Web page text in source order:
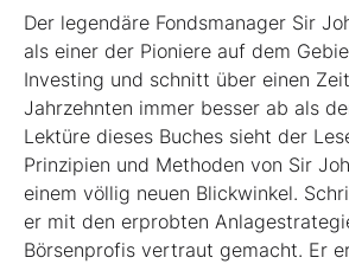
Der legendäre Fondsmanager Sir
als einer der Pioniere auf dem
Investing und schnitt über einen
Jahrzehnten immer besser ab als
Lektüre dieses Buches sieht der
Prinzipien und Methoden von Sir
einem völlig neuen Blickwinkel.
er mit den erprobten
Börsenprofis vertraut gemacht. Er